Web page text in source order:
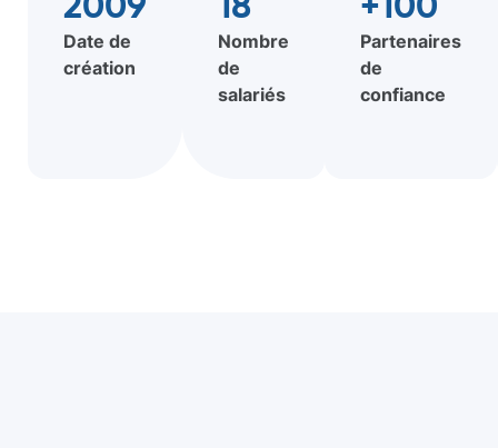
2009
Date de
création
18
Nombre
de
salariés
+100
Partenaires
de
confiance